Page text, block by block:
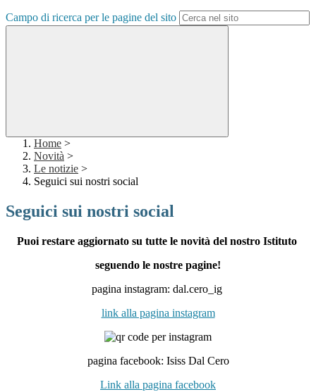
Campo di ricerca per le pagine del sito
Home >
Novità >
Le notizie >
Seguici sui nostri social
Seguici sui nostri social
Puoi restare aggiornato su tutte le novità del nostro Istituto
seguendo le nostre pagine!
pagina instagram: dal.cero_ig
link alla pagina instagram
pagina facebook: Isiss Dal Cero
Link alla pagina facebook